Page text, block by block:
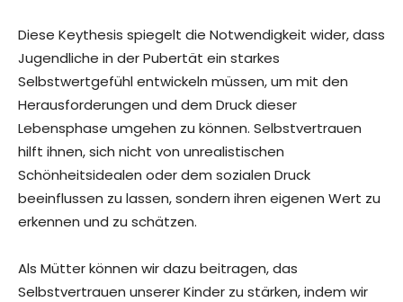
Diese Keythesis spiegelt die Notwendigkeit wider, dass
Jugendliche in der Pubertät ein starkes
Selbstwertgefühl entwickeln müssen, um mit den
Herausforderungen und dem Druck dieser
Lebensphase umgehen zu können. Selbstvertrauen
hilft ihnen, sich nicht von unrealistischen
Schönheitsidealen oder dem sozialen Druck
beeinflussen zu lassen, sondern ihren eigenen Wert zu
erkennen und zu schätzen.
Als Mütter können wir dazu beitragen, das
Selbstvertrauen unserer Kinder zu stärken, indem wir